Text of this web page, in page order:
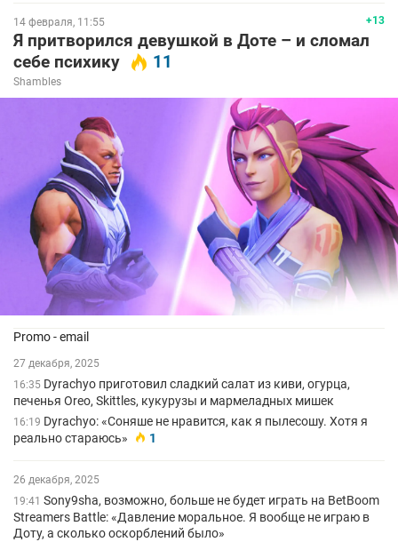
+13
14 февраля, 11:55
Я притворился девушкой в Доте – и сломал
себе психику
11
Shambles
Promo - email
27 декабря, 2025
16:35 Dyrachyo приготовил сладкий салат из киви, огурца,
печенья Oreo, Skittles, кукурузы и мармеладных мишек
16:19 Dyrachyo: «Соняше не нравится, как я пылесошу. Хотя я
реально стараюсь»
1
26 декабря, 2025
19:41 Sony9sha, возможно, больше не будет играть на BetBoom
Streamers Battle: «Давление моральное. Я вообще не играю в
Доту, а сколько оскорблений было»